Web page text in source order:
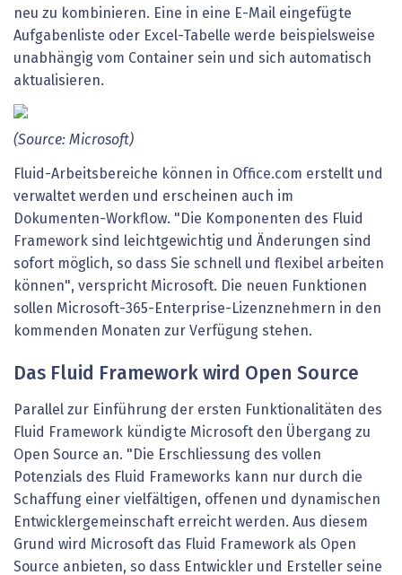
neu zu kombinieren. Eine in eine E-Mail eingefügte
Aufgabenliste oder Excel-Tabelle werde beispielsweise
unabhängig vom Container sein und sich automatisch
aktualisieren.
(Source: Microsoft)
Fluid-Arbeitsbereiche können in Office.com erstellt und
verwaltet werden und erscheinen auch im
Dokumenten-Workflow. "Die Komponenten des Fluid
Framework sind leichtgewichtig und Änderungen sind
sofort möglich, so dass Sie schnell und flexibel arbeiten
können", verspricht Microsoft. Die neuen Funktionen
sollen Microsoft-365-Enterprise-Lizenznehmern in den
kommenden Monaten zur Verfügung stehen.
Das Fluid Framework wird Open Source
Parallel zur Einführung der ersten Funktionalitäten des
Fluid Framework kündigte Microsoft den Übergang zu
Open Source an. "Die Erschliessung des vollen
Potenzials des Fluid Frameworks kann nur durch die
Schaffung einer vielfältigen, offenen und dynamischen
Entwicklergemeinschaft erreicht werden. Aus diesem
Grund wird Microsoft das Fluid Framework als Open
Source anbieten, so dass Entwickler und Ersteller seine